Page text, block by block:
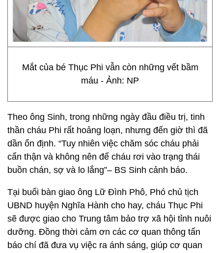
Mắt của bé Thục Phi vẫn còn những vết bầm
máu - Ảnh: NP
Theo ông Sinh, trong những ngày đầu điều trị, tinh
thần cháu Phi rất hoảng loạn, nhưng đến giờ thì đã
dần ổn định. “Tuy nhiên việc chăm sóc cháu phải
cẩn thận và không nên để cháu rơi vào trạng thái
buồn chán, sợ và lo lắng”– BS Sinh cảnh báo.
Tại buổi bàn giao ông Lữ Đình Phô, Phó chủ tịch
UBND huyện Nghĩa Hành cho hay, cháu Thục Phi
sẽ được giao cho Trung tâm bảo trợ xã hội tỉnh nuôi
dưỡng. Đồng thời cảm ơn các cơ quan thông tấn
báo chí đã đưa vụ việc ra ánh sáng, giúp cơ quan